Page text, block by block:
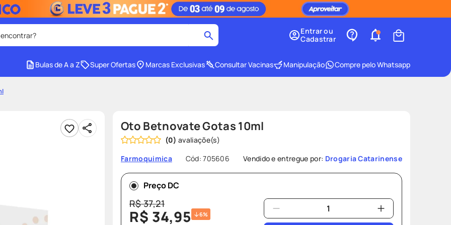
8º desodorante
teste gravidez
Entrar ou
Cadastrar
Bulas de A a Z Super Ofertas Marcas Exclusivas Consultar Vacinas Manipulação Compre pelo Whatsapp
Oto Betnovate Gotas 10ml
(0)
Farmoquimica
Cód:705606 Vendido e entregue por: Drogaria Catarinense
Preço DC
R$37,21
R$ 34,95 6%